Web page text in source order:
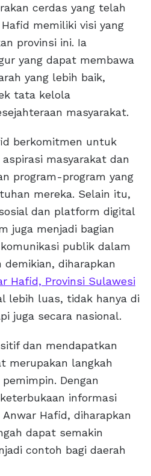
cerdas yang telah
memiliki visi yang
provinsi ini. Ia
yang dapat membawa
yang lebih baik,
tata kelola
masyarakat.
berkomitmen untuk
masyarakat dan
program-program yang
mereka. Selain itu,
dan platform digital
juga menjadi bagian
publik dalam
demikian, diharapkan
Hafid, Provinsi Sulawesi
lebih luas, tidak hanya di
juga secara nasional.
dan mendapatkan
merupakan langkah
Dengan
informasi
Hafid, diharapkan
dapat semakin
contoh bagi daerah